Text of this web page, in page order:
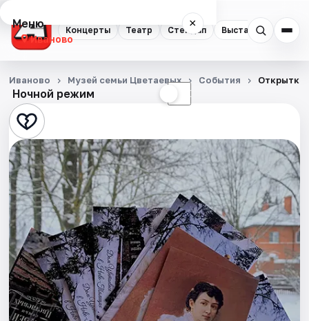
Концерты Театр Стендап Выставки Спорт
Меню ×
Иваново
Концерты
Театр
Стендап
Выставки
Спорт
События
Города
Площадки
Ночной режим ☾
Иваново Музей семьи Цветаевых События Открытки